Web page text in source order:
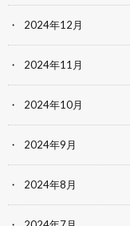
2024年12月
2024年11月
2024年10月
2024年9月
2024年8月